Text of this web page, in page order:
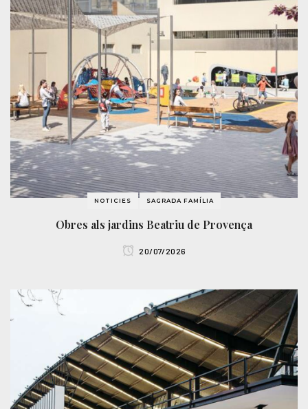
NOTICIES SAGRADA FAMÍLIA
Obres als jardins Beatriu de Provença
20/07/2026